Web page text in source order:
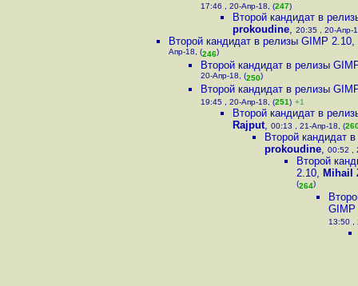
17:46 , 20-Апр-18, (247)
Второй кандидат в
prokoudine, 20:35 , 20-Апр-
Второй кандидат в релизы GIMP 2.10,
Апр-18, (246)
Второй кандидат в релизы
20-Апр-18, (250)
Второй кандидат в релизы
19:45 , 20-Апр-18, (251) +1
Второй кандидат в
Rajput, 00:13 , 21-Апр-18, (
Второй кандидат
prokoudine, 00:52 ,
Второй
2.10, Mihail
(264)
GIMP
13:50 ,